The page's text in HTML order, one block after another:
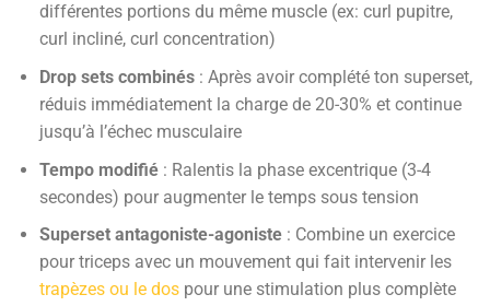
différentes portions du même muscle (ex: curl pupitre,
curl incliné, curl concentration)
Drop sets combinés: Après avoir complété ton superset,
réduis immédiatement la charge de 20-30% et continue
jusqu’à l’échec musculaire
Tempo modifié: Ralentis la phase excentrique (3-4
secondes) pour augmenter le temps sous tension
Superset antagoniste-agoniste: Combine un exercice
pour triceps avec un mouvement qui fait intervenir les
trapèzes ou le dospour une stimulation plus complète